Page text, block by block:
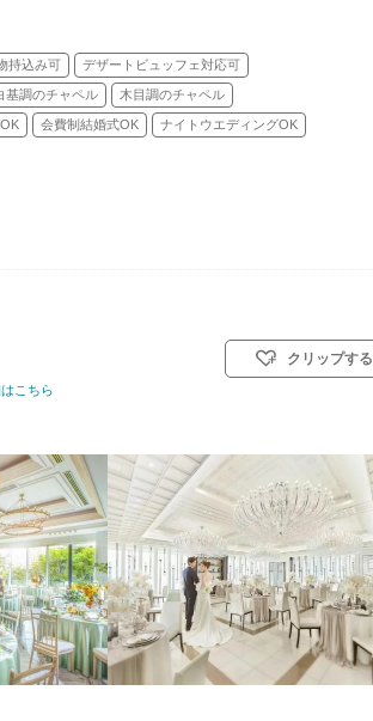
持込み可 デザートビュッフェ対応可
基調のチャペル 木目調のチャペル
会費制結婚式OK ナイトウエディングOK
ル: 教会式(キリスト教式)／人前式／仏前式
こちら
クリップする